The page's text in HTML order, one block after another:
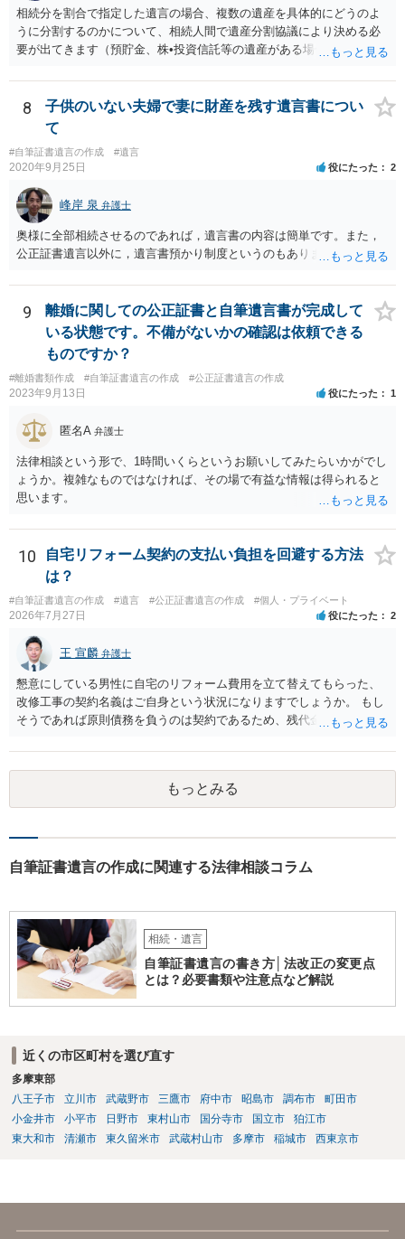
相続分を割合で指定した遺言の場合、複数の遺産を具体的にどうのよ
うに分割するのかについて、相続人間で遺産分割協議により決める必
要が出てきます（預貯金、株•投資信託等の遺産がある場合に、どの遺
投資信託は他の相続人にというような分け方をするのか等について
は、相続人間で遺産分割協議により決める必要があります）。
8
子供のいない夫婦で妻に財産を残す遺言書につい
て
#自筆証書遺言の作成 #遺言
2020年9月25日 役にたった 2
峰岸 泉 弁護士
奥様に全部相続させるのであれば，遺言書の内容は簡単です。また，
公正証書遺言以外に，遺言書預かり制度というのもあります。
9
離婚に関しての公正証書と自筆遺言書が完成して
いる状態です。不備がないかの確認は依頼できる
ものですか？
#離婚書類作成 #自筆証書遺言の作成 #公正証書遺言の作成
2023年9月13日 役にたった 1
匿名A 弁護士
法律相談という形で、1時間いくらというお願いしてみたらいかがでし
ょうか。複雑なものではなければ、その場で有益な情報は得られると
思います。
10
自宅リフォーム契約の支払い負担を回避する方法
は？
#自筆証書遺言の作成 #遺言 #公正証書遺言の作成 #個人・プライベート
2026年7月27日 役にたった 2
王 宣麟 弁護士
懇意にしている男性に自宅のリフォーム費用を立て替えてもらった、
改修工事の契約名義はご自身という状況になりますでしょうか。 もし
そうであれば原則債務を負うのは契約であるため、残代金を捻出して
ます。 入籍した場合でも、原則契約者が単独で全ての債務を負うこと
には変わりがありません。 なかなか対応に難しい案件であり、公開の
場でアドバイスを行うのも限界があるように思われますので、資料等
を持参のうえ個別に弁護士に相談されることをお勧めします。
もっとみる
自筆証書遺言の作成に関連する法律相談コラム
相続・遺言
自筆証書遺言の書き方│法改正の変更点
とは？必要書類や注意点など解説
近くの市区町村を選び直す
多摩東部
八王子市
立川市 武蔵野市 三鷹市 府中市 昭島市 調布市
町田市
小金井市
小平市 日野市 東村山市 国分寺市 国立市
狛江市
東大和市
清瀬市 東久留米市 武蔵村山市 多摩市 稲城市 西東京市